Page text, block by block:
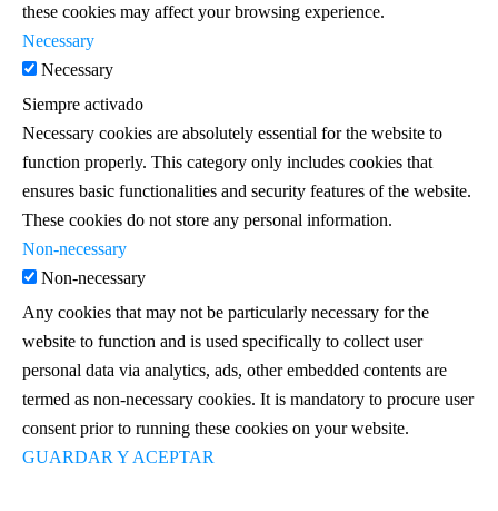
these cookies may affect your browsing experience.
Necessary
Necessary
Siempre activado
Necessary cookies are absolutely essential for the website to
function properly. This category only includes cookies that
ensures basic functionalities and security features of the website.
These cookies do not store any personal information.
Non-necessary
Non-necessary
Any cookies that may not be particularly necessary for the
website to function and is used specifically to collect user
personal data via analytics, ads, other embedded contents are
termed as non-necessary cookies. It is mandatory to procure user
consent prior to running these cookies on your website.
GUARDAR Y ACEPTAR